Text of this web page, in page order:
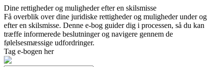
Dine rettigheder og muligheder efter en skilsmisse
Få overblik over dine juridiske rettigheder og muligheder under og
efter en skilsmisse. Denne e-bog guider dig i processen, så du kan
træffe informerede beslutninger og navigere gennem de
følelsesmæssige udfordringer.
Tag e-bogen her